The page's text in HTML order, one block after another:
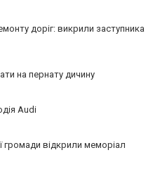
доріг: викрили заступника
на пернату дичину
Audi
громади відкрили меморіал